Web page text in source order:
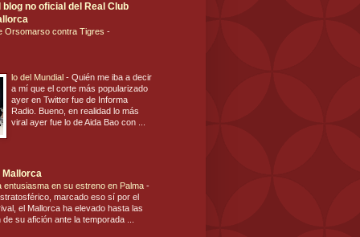
blog no oficial del Real Club
Orsomarso contra Tigres -
lo del Mundial - Quién me iba a decir
a mí que el corte más popularizado
ayer en Twitter fue de Informa
Radio. Bueno, en realidad lo más
viral ayer fue lo de Aida Bao con ...
Mallorca
entusiasma en su estreno en Palma -
marcado eso sí por el
el Mallorca ha elevado hasta las
su afición ante la temporada ...